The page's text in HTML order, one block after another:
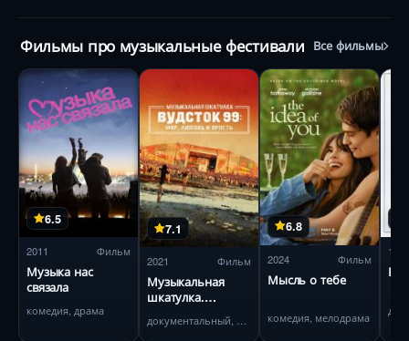
Фильмы про музыкальные фестивали Все фильмы
6.5
2011 Фильм
Музыка нас
связала
комедия, драма
7.1
2021 Фильм
Музыкальная
шкатулка.
Вудсток 99: Мир,
любовь и ярость
6.8
2024 Фильм
Мысль о тебе
комедия, мелодрама
1970